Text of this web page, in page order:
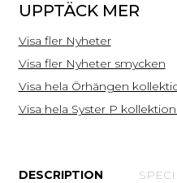
UPPTÄCK MER
Visa fler Nyheter
Visa fler Nyheter smycken
Visa hela Örhängen
Visa hela Syster P
DESCRIPTION